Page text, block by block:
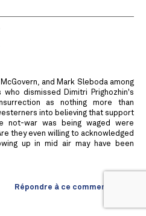
and Mark Sleboda among
dismissed Dimitri Prighozhin's
as nothing more than
into believing that support
not-war was being waged were
they even willing to acknowledged
up in mid air may have been
Répondre à ce commentaire